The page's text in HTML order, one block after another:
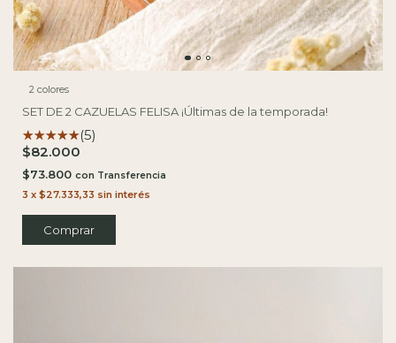
2 colores
SET DE 2 CAZUELAS FELISA ¡Últimas de la temporada!
(5)
$82.000
$73.800 con
3 x $27.333,33 sin interés
Comprar